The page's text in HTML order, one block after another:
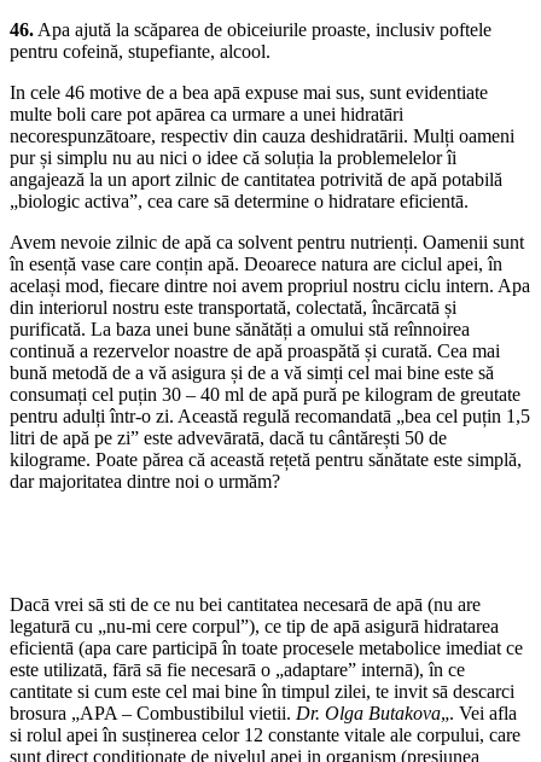
46. ​​Apa ajută la scăparea de obiceiurile proaste, inclusiv poftele
pentru cofeină, stupefiante, alcool.
In cele 46 motive de a bea apā expuse mai sus, sunt evidentiate
multe boli care pot apārea ca urmare a unei hidratāri
necorespunzātoare, respectiv din cauza deshidratārii. Mulți oameni
pur și simplu nu au nici o idee că soluția la problemelelor îi
angajează la un aport zilnic de cantitatea potrivită de apă potabilă
„biologic activa”, cea care sā determine o hidratare eficientā.
Avem nevoie zilnic de apă ca solvent pentru nutrienți. Oamenii sunt
în esență vase care conțin apă. Deoarece natura are ciclul apei, în
același mod, fiecare dintre noi avem propriul nostru ciclu intern. Apa
din interiorul nostru este transportată, colectată, încārcatā și
purificată. La baza unei bune sănătăți a omului stă reînnoirea
continuă a rezervelor noastre de apă proaspătă și curată. Cea mai
bună metodă de a vă asigura și de a vă simți cel mai bine este să
consumați cel puțin 30 – 40 ml de apă pură pe kilogram de greutate
pentru adulți într-o zi. Această regulă recomandatā „bea cel puțin 1,5
litri de apă pe zi” este advevāratā, dacă tu cântărești 50 de
kilograme. Poate părea că această rețetă pentru sănătate este simplă,
dar majoritatea dintre noi o urmăm?
Dacā vrei sā sti de ce nu bei cantitatea necesarā de apā (nu are
legaturā cu „nu-mi cere corpul”), ce tip de apā asigurā hidratarea
eficientā (apa care participā în toate procesele metabolice imediat ce
este utilizatā, fārā sā fie necesarā o „adaptare” internā), în ce
cantitate si cum este cel mai bine în timpul zilei, te invit sā descarci
brosura „APA – Combustibilul vietii. Dr. Olga Butakova„. Vei afla
si rolul apei în susținerea celor 12 constante vitale ale corpului, care
sunt direct conditionate de nivelul apei in organism (presiunea